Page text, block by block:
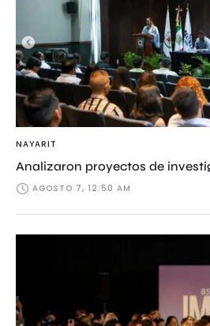
NAYARIT
Analizaron proyectos de
AGOSTO 7, 12:50 AM